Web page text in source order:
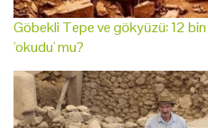
Göbekli Tepe ve gökyüzü: 12 bin
'okudu' mu?